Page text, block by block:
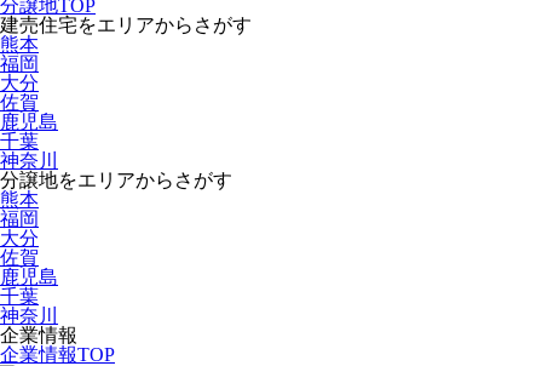
分譲地TOP
建売住宅をエリアからさがす
熊本
福岡
大分
佐賀
鹿児島
千葉
神奈川
分譲地をエリアからさがす
熊本
福岡
大分
佐賀
鹿児島
千葉
神奈川
企業情報
企業情報TOP